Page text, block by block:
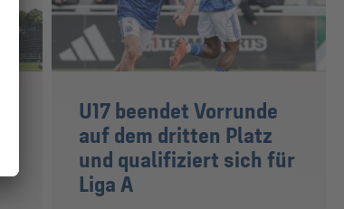
U17 beendet Vorrunde
auf dem dritten Platz
und qualifiziert sich für
Liga A